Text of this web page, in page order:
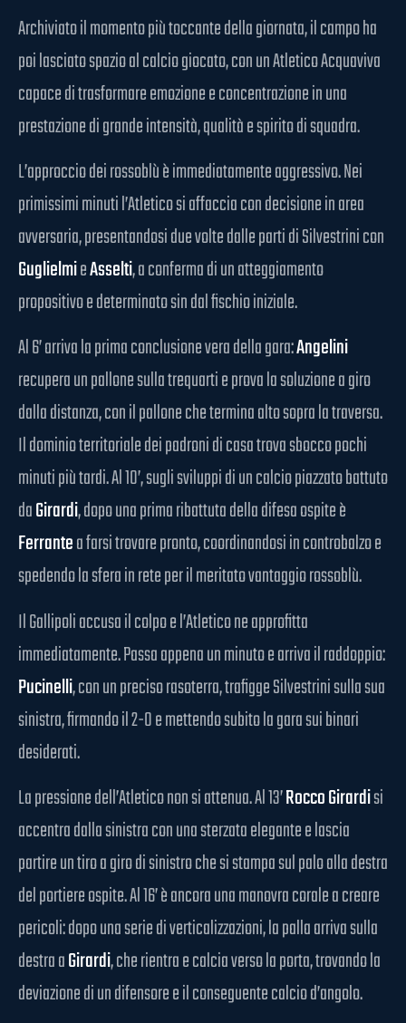
Archiviato il momento più toccante della giornata, il campo ha
poi lasciato spazio al calcio giocato, con un Atletico Acquaviva
capace di trasformare emozione e concentrazione in una
prestazione di grande intensità, qualità e spirito di squadra.
L’approccio dei rossoblù è immediatamente aggressivo. Nei
primissimi minuti l’Atletico si affaccia con decisione in area
avversaria, presentandosi due volte dalle parti di Silvestrini con
GuglielmieAsselti, a conferma di un atteggiamento
propositivo e determinato sin dal fischio iniziale.
Al 6’ arriva la prima conclusione vera della gara:Angelini
recupera un pallone sulla trequarti e prova la soluzione a giro
dalla distanza, con il pallone che termina alto sopra la traversa.
Il dominio territoriale dei padroni di casa trova sbocco pochi
minuti più tardi. Al 10’, sugli sviluppi di un calcio piazzato battuto
daGirardi, dopo una prima ribattuta della difesa ospite è
Ferrantea farsi trovare pronto, coordinandosi in controbalzo e
spedendo la sfera in rete per il meritato vantaggio rossoblù.
Il Gallipoli accusa il colpo e l’Atletico ne approfitta
immediatamente. Passa appena un minuto e arriva il raddoppio:
Pucinelli, con un preciso rasoterra, trafigge Silvestrini sulla sua
sinistra, firmando il 2-0 e mettendo subito la gara sui binari
desiderati.
La pressione dell’Atletico non si attenua. Al 13’Rocco Girardisi
accentra dalla sinistra con una sterzata elegante e lascia
partire un tiro a giro di sinistro che si stampa sul palo alla destra
del portiere ospite. Al 16’ è ancora una manovra corale a creare
pericoli: dopo una serie di verticalizzazioni, la palla arriva sulla
destra aGirardi, che rientra e calcia verso la porta, trovando la
deviazione di un difensore e il conseguente calcio d’angolo.